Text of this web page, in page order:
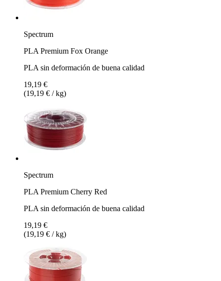
Spectrum
PLA Premium Fox Orange
PLA sin deformación de buena calidad
19,19 €
(19,19 € / kg)
Spectrum
PLA Premium Cherry Red
PLA sin deformación de buena calidad
19,19 €
(19,19 € / kg)